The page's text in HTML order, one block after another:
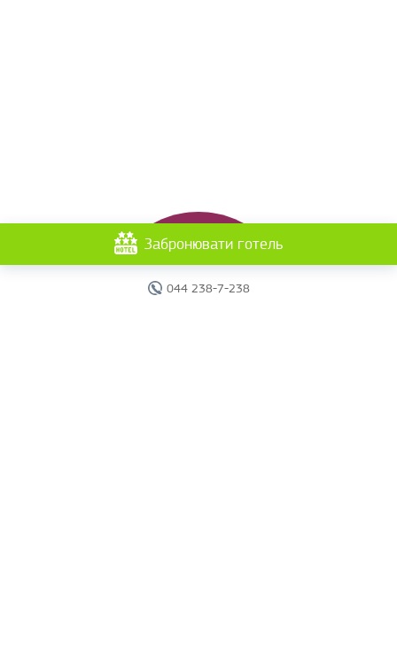
044 238-7-238
Забронювати готель